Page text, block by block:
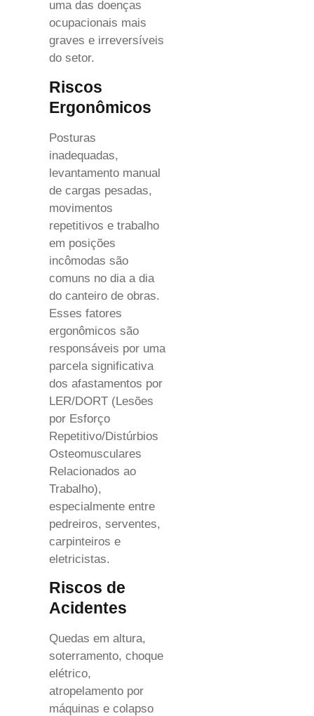
uma das doenças
ocupacionais mais
graves e irreversíveis
do setor.
Riscos
Ergonômicos
Posturas
inadequadas,
levantamento manual
de cargas pesadas,
movimentos
repetitivos e trabalho
em posições
incômodas são
comuns no dia a dia
do canteiro de obras.
Esses fatores
ergonômicos são
responsáveis por uma
parcela significativa
dos afastamentos por
LER/DORT (Lesões
por Esforço
Repetitivo/Distúrbios
Osteomusculares
Relacionados ao
Trabalho),
especialmente entre
pedreiros, serventes,
carpinteiros e
eletricistas.
Riscos de
Acidentes
Quedas em altura,
soterramento, choque
elétrico,
atropelamento por
máquinas e colapso